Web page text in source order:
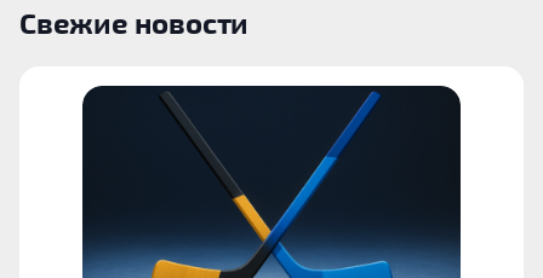
Свежие новости